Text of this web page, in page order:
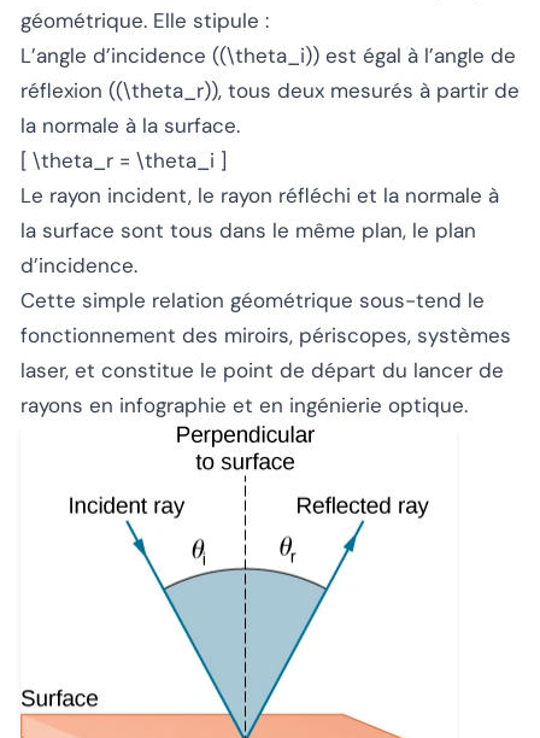
géométrique. Elle stipule :
L’angle d’incidence ((\theta_i)) est égal à l’angle de
réflexion ((\theta_r)), tous deux mesurés à partir de
la normale à la surface.
[ \theta_r = \theta_i ]
Le rayon incident, le rayon réfléchi et la normale à
la surface sont tous dans le même plan, le plan
d’incidence.
Cette simple relation géométrique sous-tend le
fonctionnement des miroirs, périscopes, systèmes
laser, et constitue le point de départ du lancer de
rayons en infographie et en ingénierie optique.